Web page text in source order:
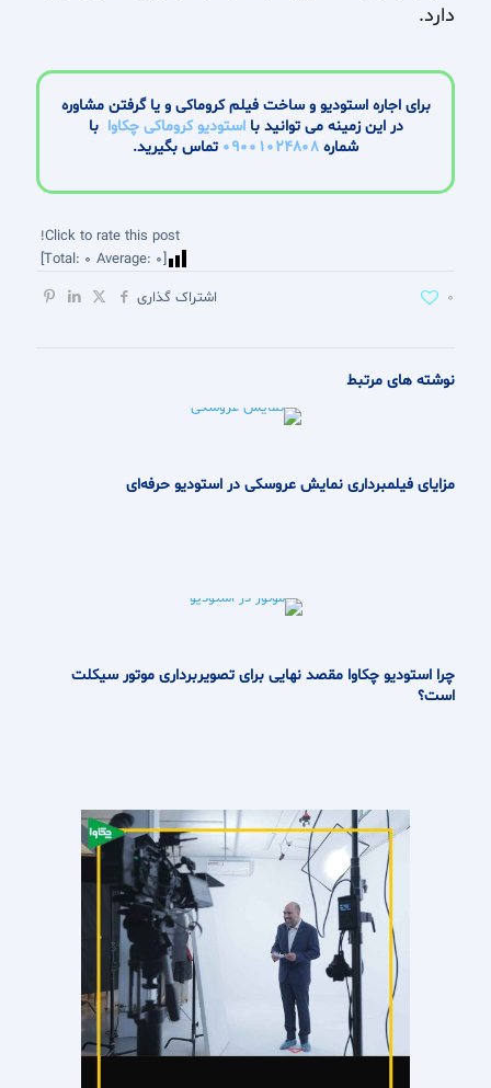
دارد.
برای اجاره استودیو و ساخت فیلم کروماکی و یا گرفتن مشاوره
در این زمینه می توانید بااستودیو کروماکی چکاوا با
شماره 09001024808 تماس بگیرید.
Click to rate this post!
[Total:
0 Average: 0
]
اشتراک گذاری
0
نوشته های مرتبط
مزایای فیلمبرداری نمایش عروسکی در استودیو حرفه‌ای
چرا استودیو چکاوا مقصد نهایی برای تصویربرداری موتور سیکلت
است؟